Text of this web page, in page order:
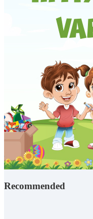
Recommended